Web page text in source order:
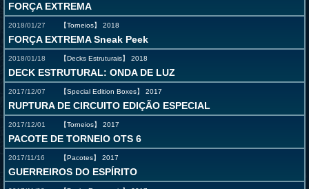
FORÇA EXTREMA
2018/01/27 【Torneios】 2018
FORÇA EXTREMA Sneak Peek
2018/01/18 【Decks Estruturais】 2018
DECK ESTRUTURAL: ONDA DE LUZ
2017/12/07 【Special Edition Boxes】 2017
RUPTURA DE CIRCUITO EDIÇÃO ESPECIAL
2017/12/01 【Torneios】 2017
PACOTE DE TORNEIO OTS 6
2017/11/16 【Pacotes】 2017
GUERREIROS DO ESPÍRITO